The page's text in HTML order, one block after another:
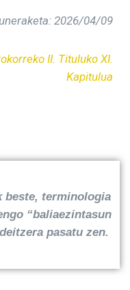
2026/04/09
II. Tituluko XI.
Kapitulua
beste, terminologia
“baliaezintasun
pasatu zen.